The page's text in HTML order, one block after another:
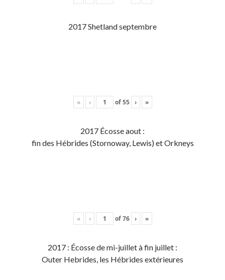
2017 Shetland septembre
« ‹ of55 › »
2017 Écosse aout :
fin des Hébrides (Stornoway, Lewis) et Orkneys
« ‹ of76 › »
2017 : Écosse de mi-juillet à fin juillet :
Outer Hebrides, les Hébrides extérieures